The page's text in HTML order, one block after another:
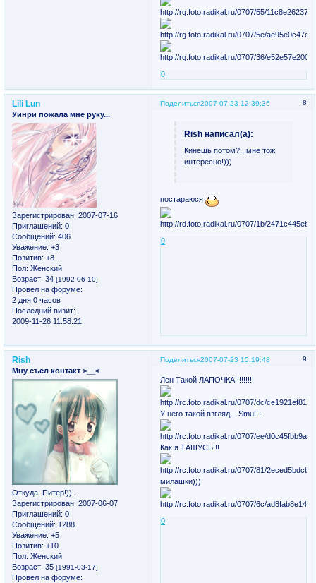
0
Поделиться 8
2007-07-23 12:39:36
Lili Lun
Уинри пожала мне руку...
Зарегистрирован: 2007-07-16
Приглашений: 0
Сообщений: 406
Уважение: +3
Позитив: +8
Пол: Женский
Возраст: 34 [1992-06-10]
Провел на форуме:
2 дня 0 часов
Последний визит:
2009-11-26 11:58:21
Rish написал(а):
Кинешь потом?...мне тож
интересно!)))
постараюся
0
Поделиться 9
2007-07-23 15:19:48
Rish
Мну съел контакт >__<
Откуда: Питер!))..
Зарегистрирован: 2007-06-07
Приглашений: 0
Сообщений: 1288
Уважение: +5
Позитив: +10
Пол: Женский
Возраст: 35 [1991-03-17]
Провел на форуме:
Лен Такой ЛАПОЧКА!!!!!!!!!
У него такой взгляд... SmuF:
Как я ТАЩУСЬ!!!
милашки)))
0